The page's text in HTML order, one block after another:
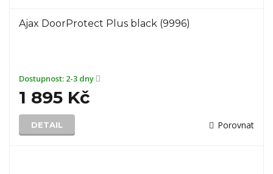
Ajax DoorProtect Plus black (9996)
Dostupnost: 2-3 dny
1 895 Kč
DETAIL Porovnat